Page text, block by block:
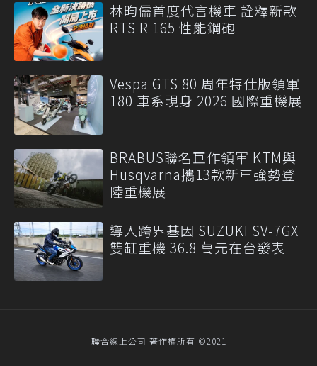
林昀儒首度代言機車 詮釋新款
RTS R 165 性能鋼砲
Vespa GTS 80 周年特仕版領軍
180 車系現身 2026 國際重機展
BRABUS聯名巨作領軍 KTM與
Husqvarna攜13款新車強勢登
陸重機展
導入跨界基因 SUZUKI SV-7GX
雙缸重機 36.8 萬元在台發表
聯合線上公司 著作權所有 ©2021